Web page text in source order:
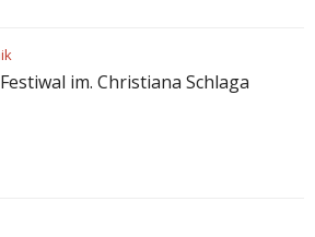
im. Christiana Schlaga